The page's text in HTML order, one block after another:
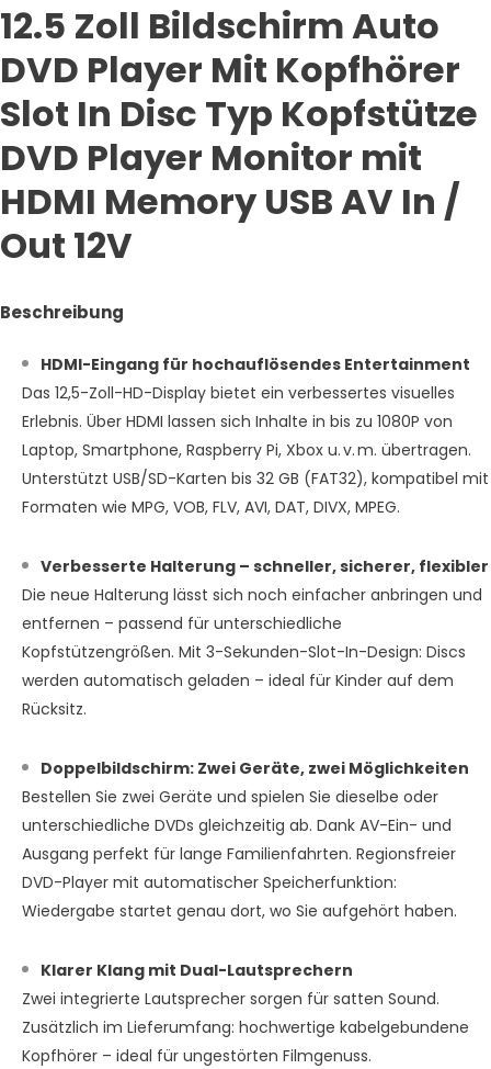
12.5 Zoll Bildschirm Auto
DVD Player Mit Kopfhörer
Slot In Disc Typ Kopfstütze
DVD Player Monitor mit
HDMI Memory USB AV In /
Out 12V
Beschreibung
HDMI-Eingang für hochauflösendes Entertainment
Das 12,5-Zoll-HD-Display bietet ein verbessertes visuelles
Erlebnis. Über HDMI lassen sich Inhalte in bis zu 1080P von
Laptop, Smartphone, Raspberry Pi, Xbox u. v. m. übertragen.
Unterstützt USB/SD-Karten bis 32 GB (FAT32), kompatibel mit
Formaten wie MPG, VOB, FLV, AVI, DAT, DIVX, MPEG.
Verbesserte Halterung – schneller, sicherer, flexibler
Die neue Halterung lässt sich noch einfacher anbringen und
entfernen – passend für unterschiedliche
Kopfstützengrößen. Mit 3-Sekunden-Slot-In-Design: Discs
werden automatisch geladen – ideal für Kinder auf dem
Rücksitz.
Doppelbildschirm: Zwei Geräte, zwei Möglichkeiten
Bestellen Sie zwei Geräte und spielen Sie dieselbe oder
unterschiedliche DVDs gleichzeitig ab. Dank AV-Ein- und
Ausgang perfekt für lange Familienfahrten. Regionsfreier
DVD-Player mit automatischer Speicherfunktion:
Wiedergabe startet genau dort, wo Sie aufgehört haben.
Klarer Klang mit Dual-Lautsprechern
Zwei integrierte Lautsprecher sorgen für satten Sound.
Zusätzlich im Lieferumfang: hochwertige kabelgebundene
Kopfhörer – ideal für ungestörten Filmgenuss.